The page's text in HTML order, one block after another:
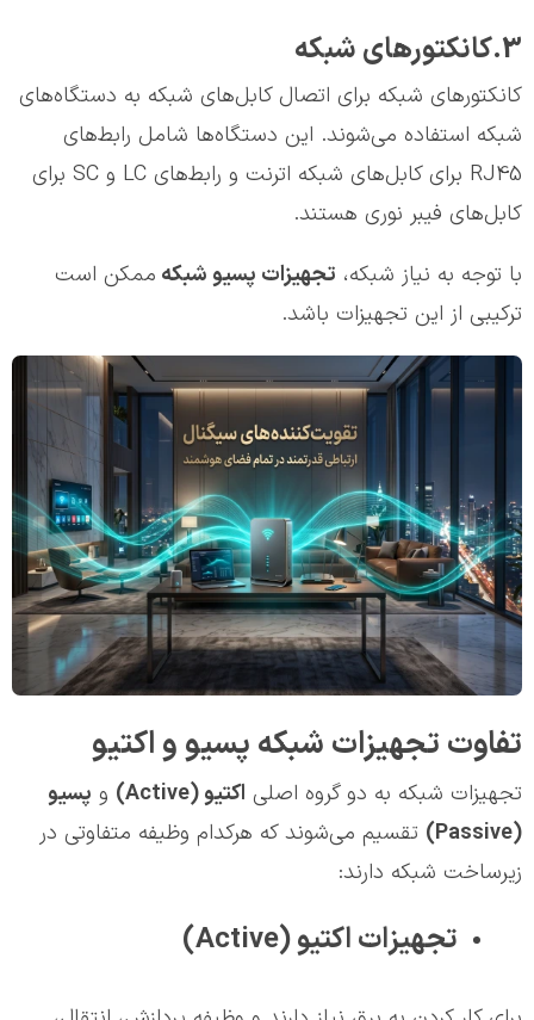
3.کانکتور‌های شبکه
کانکتور‌های شبکه برای اتصال کابل‌های شبکه به دستگاه‌های
شبکه استفاده می‌شوند. این دستگاه‌ها شامل رابط‌های
RJ45 برای کابل‌های شبکه اترنت و رابط‌های LC و SC برای
کابل‌های فیبر نوری هستند.
با توجه به نیاز شبکه، تجهیزات پسیو شبکه ممکن است
ترکیبی از این تجهیزات باشد.
تفاوت تجهیزات شبکه پسیو و اکتیو
تجهیزات شبکه به دو گروه اصلی اکتیو (Active) و پسیو
(Passive)
تقسیم می‌شوند که هرکدام وظیفه متفاوتی در
زیرساخت شبکه دارند:
تجهیزات اکتیو (Active)